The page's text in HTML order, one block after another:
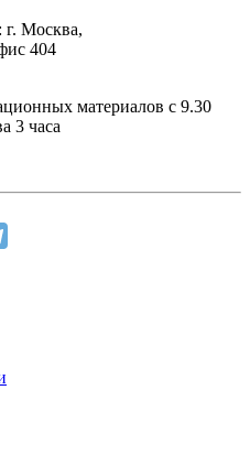
г. Москва,
404
материалов с 9.30
3 часа